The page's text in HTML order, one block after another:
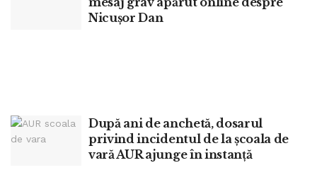
Nicușor Dan
După ani de anchetă, dosarul
privind incidentul de la școala de
vară AUR ajunge în instanță